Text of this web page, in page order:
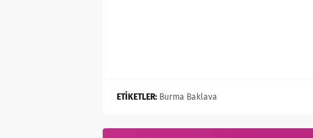
ETİKETLER: Burma Baklava